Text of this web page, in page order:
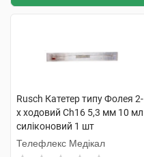
Rusch Катетер типу Фолея 2-
х ходовий Ch16 5,3 мм 10 мл
силіконовий 1 шт
Телефлекс Медікал